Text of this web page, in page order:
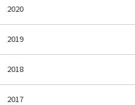
2020
2019
2018
2017